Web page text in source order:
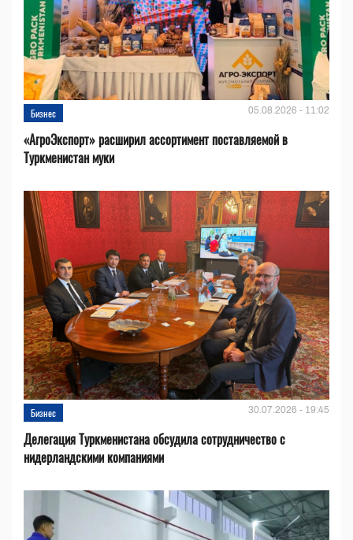
Бизнес 05.08.2026 - 11:02
«АгроЭкспорт» расширил ассортимент поставляемой в
Туркменистан муки
Бизнес 30.07.2026 - 19:45
Делегация Туркменистана обсудила сотрудничество с
нидерландскими компаниями